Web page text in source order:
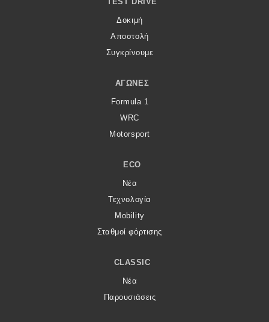
Δοκιμή
Αποστολή
Συγκρίνουμε
ΑΓΏΝΕΣ
Formula 1
WRC
Motorsport
ECO
Νέα
Τεχνολογία
Mobility
Σταθμοί φόρτισης
CLASSIC
Νέα
Παρουσιάσεις